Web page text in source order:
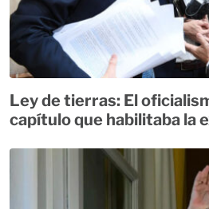
Ley de tierras: El
capítulo que habilitaba la